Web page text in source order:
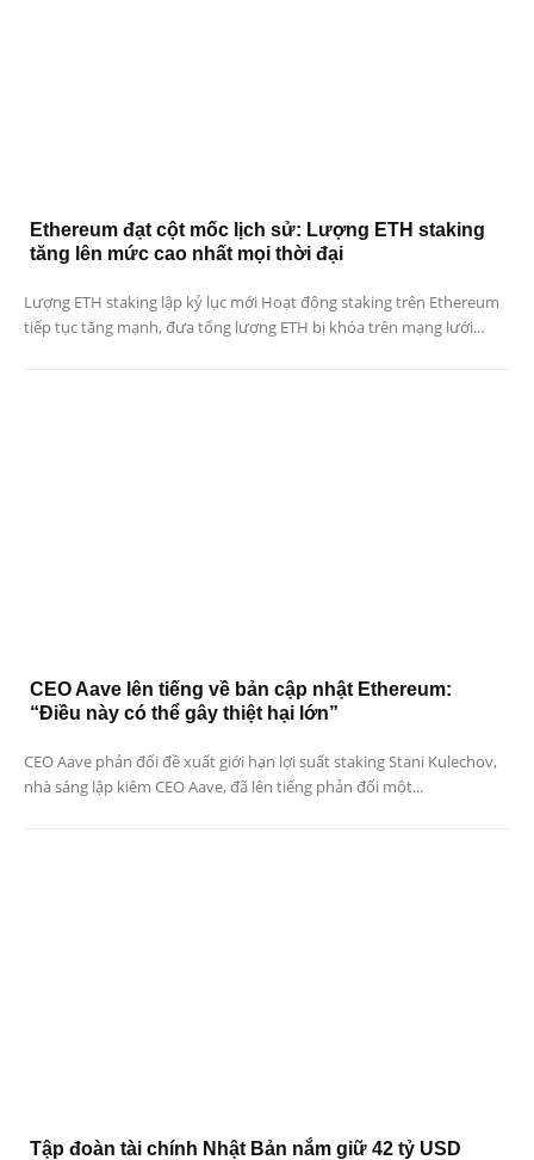
Ethereum đạt cột mốc lịch sử: Lượng ETH staking
tăng lên mức cao nhất mọi thời đại
Lượng ETH staking lập kỷ lục mới Hoạt động staking trên Ethereum
tiếp tục tăng mạnh, đưa tổng lượng ETH bị khóa trên mạng lưới...
CEO Aave lên tiếng về bản cập nhật Ethereum:
“Điều này có thể gây thiệt hại lớn”
CEO Aave phản đối đề xuất giới hạn lợi suất staking Stani Kulechov,
nhà sáng lập kiêm CEO Aave, đã lên tiếng phản đối một...
Tập đoàn tài chính Nhật Bản nắm giữ 42 tỷ USD